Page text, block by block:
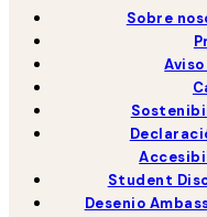
Sobre
Student
Desenio